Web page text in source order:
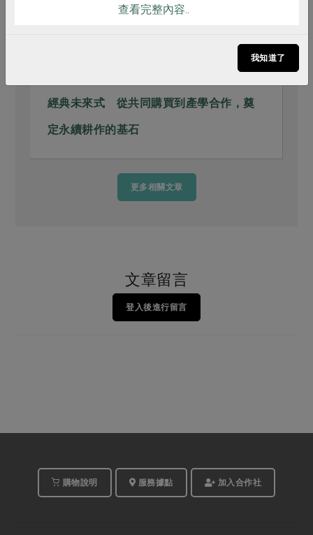
經典未來式 從共同購買到產學合作，奠
定永續耕作的基石
更多相關文章
文章留言
登入後進行留言
購物說明 服務據點 加入合作社
查看完整內容..
我知道了